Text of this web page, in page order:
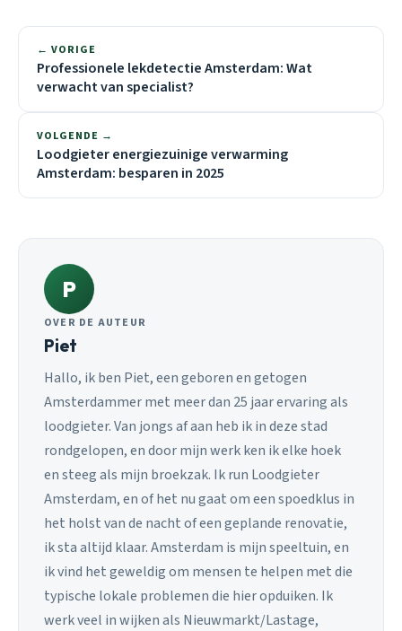
← VORIGE
Professionele lekdetectie Amsterdam: Wat
verwacht van specialist?
VOLGENDE →
Loodgieter energiezuinige verwarming
Amsterdam: besparen in 2025
P
OVER DE AUTEUR
Piet
Hallo, ik ben Piet, een geboren en getogen
Amsterdammer met meer dan 25 jaar ervaring als
loodgieter. Van jongs af aan heb ik in deze stad
rondgelopen, en door mijn werk ken ik elke hoek
en steeg als mijn broekzak. Ik run Loodgieter
Amsterdam, en of het nu gaat om een spoedklus in
het holst van de nacht of een geplande renovatie,
ik sta altijd klaar. Amsterdam is mijn speeltuin, en
ik vind het geweldig om mensen te helpen met die
typische lokale problemen die hier opduiken. Ik
werk veel in wijken als Nieuwmarkt/Lastage,